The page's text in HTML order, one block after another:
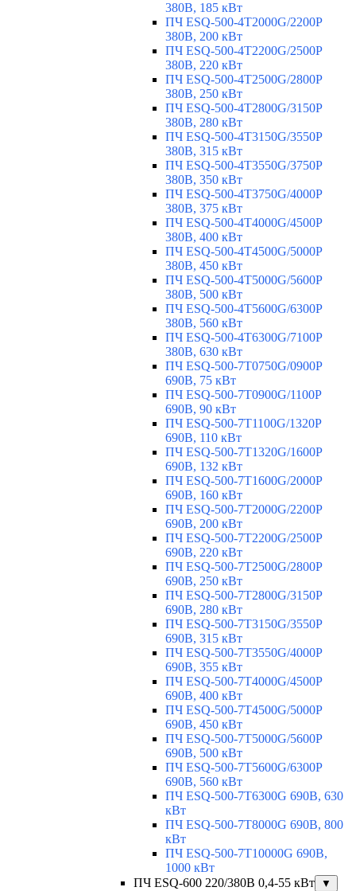
380В, 185 кВт
ПЧ ESQ-500-4T2000G/2200P
380В, 200 кВт
ПЧ ESQ-500-4T2200G/2500P
380В, 220 кВт
ПЧ ESQ-500-4T2500G/2800P
380В, 250 кВт
ПЧ ESQ-500-4T2800G/3150P
380В, 280 кВт
ПЧ ESQ-500-4T3150G/3550P
380В, 315 кВт
ПЧ ESQ-500-4T3550G/3750P
380В, 350 кВт
ПЧ ESQ-500-4T3750G/4000P
380В, 375 кВт
ПЧ ESQ-500-4T4000G/4500P
380В, 400 кВт
ПЧ ESQ-500-4T4500G/5000P
380В, 450 кВт
ПЧ ESQ-500-4T5000G/5600P
380В, 500 кВт
ПЧ ESQ-500-4T5600G/6300P
380В, 560 кВт
ПЧ ESQ-500-4T6300G/7100P
380В, 630 кВт
ПЧ ESQ-500-7T0750G/0900P
690В, 75 кВт
ПЧ ESQ-500-7T0900G/1100P
690В, 90 кВт
ПЧ ESQ-500-7T1100G/1320P
690В, 110 кВт
ПЧ ESQ-500-7T1320G/1600P
690В, 132 кВт
ПЧ ESQ-500-7T1600G/2000P
690В, 160 кВт
ПЧ ESQ-500-7T2000G/2200P
690В, 200 кВт
ПЧ ESQ-500-7T2200G/2500P
690В, 220 кВт
ПЧ ESQ-500-7T2500G/2800P
690В, 250 кВт
ПЧ ESQ-500-7T2800G/3150P
690В, 280 кВт
ПЧ ESQ-500-7T3150G/3550P
690В, 315 кВт
ПЧ ESQ-500-7T3550G/4000P
690В, 355 кВт
ПЧ ESQ-500-7T4000G/4500P
690В, 400 кВт
ПЧ ESQ-500-7T4500G/5000P
690В, 450 кВт
ПЧ ESQ-500-7T5000G/5600P
690В, 500 кВт
ПЧ ESQ-500-7T5600G/6300P
690В, 560 кВт
ПЧ ESQ-500-7T6300G 690В, 630
кВт
ПЧ ESQ-500-7T8000G 690В, 800
кВт
ПЧ ESQ-500-7T10000G 690В,
1000 кВт
ПЧ ESQ-600 220/380В 0,4-55 кВт
▼